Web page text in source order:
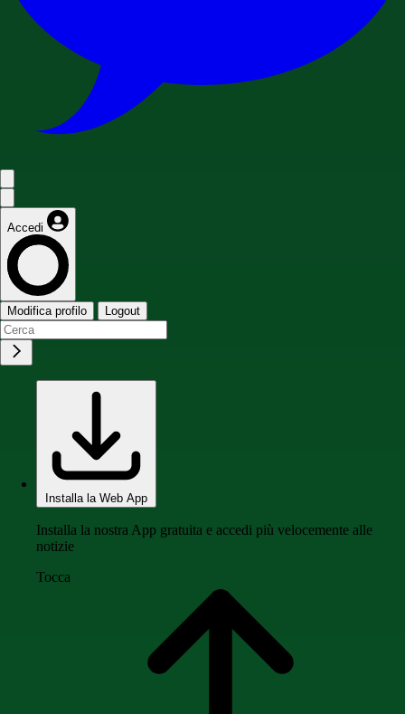
Accedi
Modifica profilo Logout
Installa la Web App
Installa la nostra App gratuita e accedi più velocemente alle
notizie
Tocca